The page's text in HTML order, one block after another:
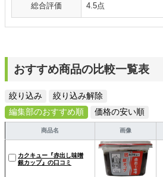
総合評価 4.5点
おすすめ商品の比較一覧表
絞り込み
絞り込み解除
編集部のおすすめ順
価格の安い順
商品名 画像
カクキュー『赤出し味噌
銀カップ』の口コミ